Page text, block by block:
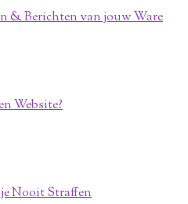
& Berichten van jouw Ware
Website?
Nooit Straffen